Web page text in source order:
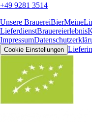
+49 9281 3514
Unsere BrauereiBier
LieferdienstBrauereierlebnis
Impressum
Cookie Einstellungen